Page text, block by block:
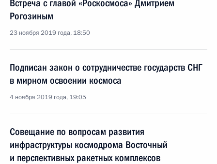
Встреча с главой «Роскосмоса» Дмитрием
Рогозиным
23 ноября 2019 года, 18:50
Подписан закон о сотрудничестве государств СНГ
в мирном освоении космоса
4 ноября 2019 года, 19:05
Совещание по вопросам развития
инфраструктуры космодрома Восточный
и перспективных ракетных комплексов